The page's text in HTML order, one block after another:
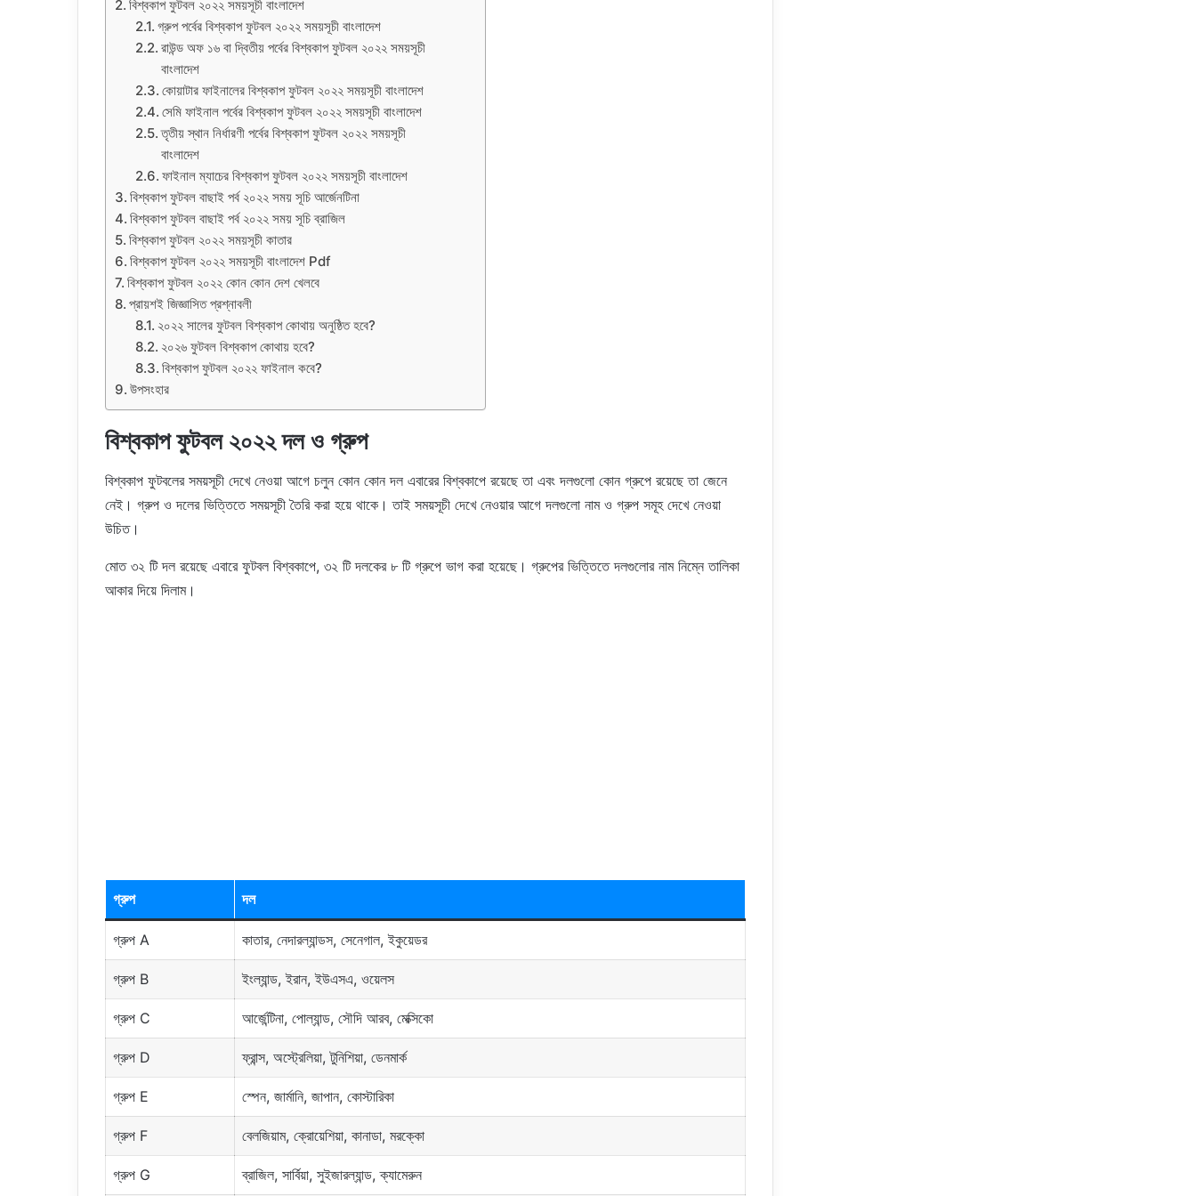
বিশ্বকাপ ফুটবল ২০২২ সময়সূচী বাংলাদেশ
গ্রুপ পর্বের বিশ্বকাপ ফুটবল ২০২২ সময়সূচী বাংলাদেশ
রাউন্ড অফ ১৬ বা দ্বিতীয় পর্বের বিশ্বকাপ ফুটবল ২০২২ সময়সূচী
বাংলাদেশ
কোয়াটার ফাইনালের বিশ্বকাপ ফুটবল ২০২২ সময়সূচী বাংলাদেশ
সেমি ফাইনাল পর্বের বিশ্বকাপ ফুটবল ২০২২ সময়সূচী বাংলাদেশ
তৃতীয় স্থান নির্ধারণী পর্বের বিশ্বকাপ ফুটবল ২০২২ সময়সূচী
বাংলাদেশ
ফাইনাল ম্যাচের বিশ্বকাপ ফুটবল ২০২২ সময়সূচী বাংলাদেশ
বিশ্বকাপ ফুটবল বাছাই পর্ব ২০২২ সময় সূচি আর্জেনটিনা
বিশ্বকাপ ফুটবল বাছাই পর্ব ২০২২ সময় সূচি ব্রাজিল
বিশ্বকাপ ফুটবল ২০২২ সময়সূচী কাতার
বিশ্বকাপ ফুটবল ২০২২ সময়সূচী বাংলাদেশ Pdf
বিশ্বকাপ ফুটবল ২০২২ কোন কোন দেশ খেলবে
প্রায়শই জিজ্ঞাসিত প্রশ্নাবলী
২০২২ সালের ফুটবল বিশ্বকাপ কোথায় অনুষ্ঠিত হবে?
২০২৬ ফুটবল বিশ্বকাপ কোথায় হবে?
বিশ্বকাপ ফুটবল ২০২২ ফাইনাল কবে?
উপসংহার
বিশ্বকাপ ফুটবল ২০২২ দল ও গ্রুপ
বিশ্বকাপ ফুটবলের সময়সূচী দেখে নেওয়া আগে চলুন কোন কোন দল এবারের বিশ্বকাপে রয়েছে তা এবং দলগুলো কোন গ্রুপে রয়েছে তা জেনে
নেই। গ্রুপ ও দলের ভিত্তিতে সময়সূচী তৈরি করা হয়ে থাকে। তাই সময়সূচী দেখে নেওয়ার আগে দলগুলো নাম ও গ্রুপ সমূহ দেখে নেওয়া
উচিত।
মোত ৩২ টি দল রয়েছে এবারে ফুটবল বিশ্বকাপে, ৩২ টি দলকের ৮ টি গ্রুপে ভাগ করা হয়েছে। গ্রুপের ভিত্তিতে দলগুলোর নাম নিম্নে তালিকা
আকার দিয়ে দিলাম।
গ্রুপ দল
গ্রুপ A কাতার, নেদারল্যান্ডস, সেনেগাল, ইকুয়েডর
গ্রুপ B ইংল্যান্ড, ইরান, ইউএসএ, ওয়েলস
গ্রুপ C আর্জেন্টিনা, পোল্যান্ড, সৌদি আরব, মেক্সিকো
গ্রুপ D ফ্রান্স, অস্ট্রেলিয়া, টুনিশিয়া, ডেনমার্ক
গ্রুপ E স্পেন, জার্মানি, জাপান, কোস্টারিকা
গ্রুপ F বেলজিয়াম, ক্রোয়েশিয়া, কানাডা, মরক্কো
গ্রুপ G ব্রাজিল, সার্বিয়া, সুইজারল্যান্ড, ক্যামেরুন